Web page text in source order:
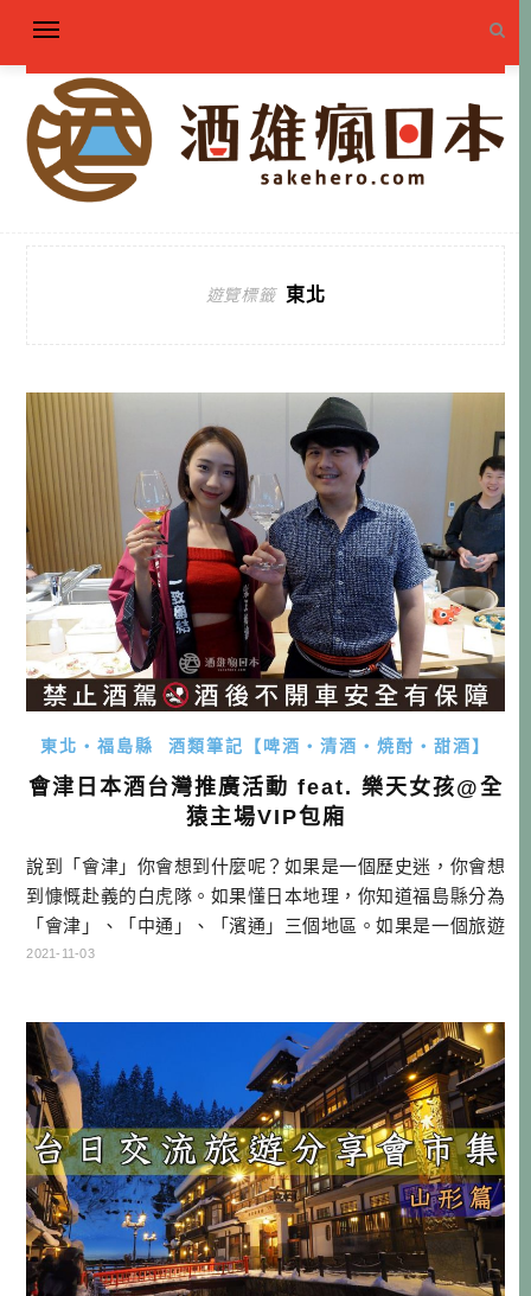
遊覽標籤 東北
東北・福島縣 酒類筆記【啤酒・清酒・焼酎・甜酒】
會津日本酒台灣推廣活動 feat. 樂天女孩@全
猿主場VIP包廂
說到「會津」你會想到什麼呢？如果是一個歷史迷，你會想
到慷慨赴義的白虎隊。如果懂日本地理，你知道福島縣分為
「會津」、「中通」、「濱通」三個地區。如果是一個旅遊
玩家，你會想到美美的鶴城與會津若松市，或者是喜多方拉
酒」稱呼時，此「會津」主要是指「會津地方」，而非單指
會津若松市。在富有權威性的「全 […]…
2021-11-03